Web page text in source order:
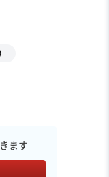
ます